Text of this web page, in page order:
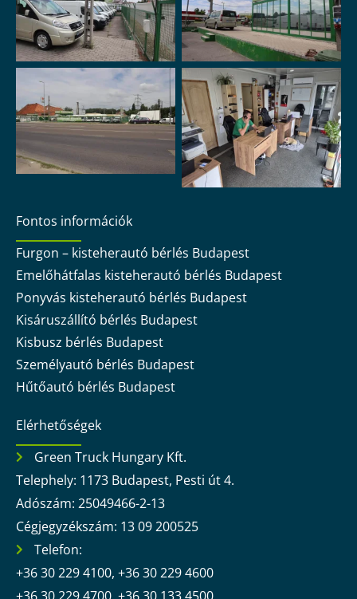
Fontos információk
Furgon – kisteherautó bérlés Budapest
Emelőhátfalas kisteherautó bérlés Budapest
Ponyvás kisteherautó bérlés Budapest
Kisáruszállító bérlés Budapest
Kisbusz bérlés Budapest
Személyautó bérlés Budapest
Hűtőautó bérlés Budapest
Elérhetőségek
Green Truck Hungary Kft.
Telephely: 1173 Budapest, Pesti út 4.
Adószám: 25049466-2-13
Cégjegyzékszám: 13 09 200525
Telefon:
+36 30 229 4100, +36 30 229 4600